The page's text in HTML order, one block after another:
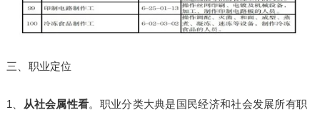
三、职业定位
1、 从社会属性看。职业分类大典是国民经济和社会发展所有职